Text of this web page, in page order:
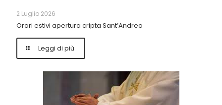
2 Luglio 2026
Orari estivi apertura cripta Sant’Andrea
Leggi di più